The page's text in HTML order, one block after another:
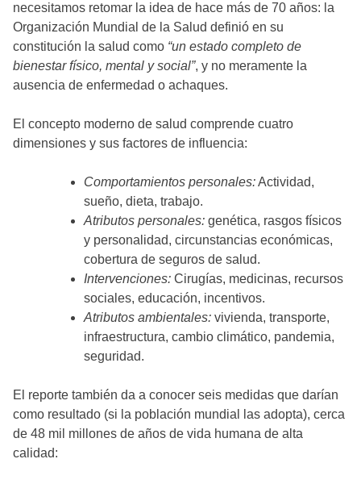
necesitamos retomar la idea de hace más de 70 años: la
Organización Mundial de la Salud definió en su
constitución la salud como “un estado completo de
bienestar físico, mental y social”, y no meramente la
ausencia de enfermedad o achaques.
El concepto moderno de salud comprende cuatro
dimensiones y sus factores de influencia:
Comportamientos personales:Actividad,
sueño, dieta, trabajo.
Atributos personales: genética, rasgos físicos
y personalidad, circunstancias económicas,
cobertura de seguros de salud.
Intervenciones: Cirugías, medicinas, recursos
sociales, educación, incentivos.
Atributos ambientales: vivienda, transporte,
infraestructura, cambio climático, pandemia,
seguridad.
El reporte también da a conocer seis medidas que darían
como resultado (si la población mundial las adopta), cerca
de 48 mil millones de años de vida humana de alta
calidad: